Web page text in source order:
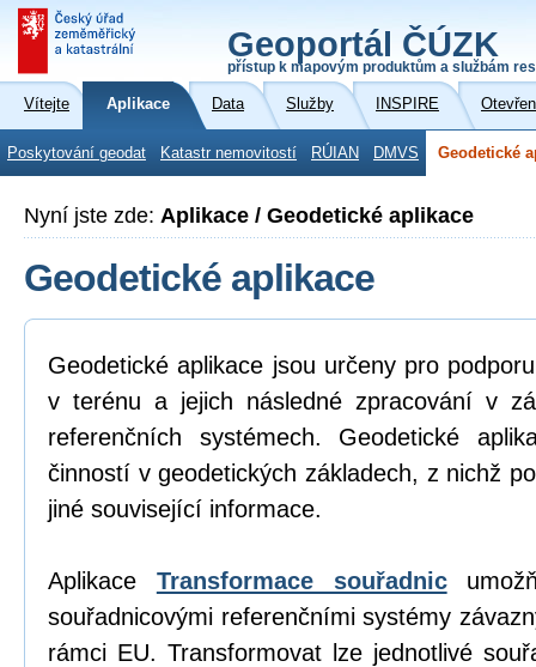
Geoportál ČÚZK
přístup k mapovým produktům a službám
Vítejte Aplikace Data Služby INSPIRE
Poskytování geodat Katastr nemovitostí RÚIAN DMVS Geodetické
Nyní jste zde: Aplikace / Geodetické aplikace
Geodetické aplikace
Geodetické aplikace jsou určeny pro
v terénu a jejich následné zpracování v
referenčních systémech. Geodetické
činností v geodetických základech, z nichž
jiné související informace.
Aplikace Transformace souřadnic
souřadnicovými referenčními systémy
rámci EU. Transformovat lze jednotlivé